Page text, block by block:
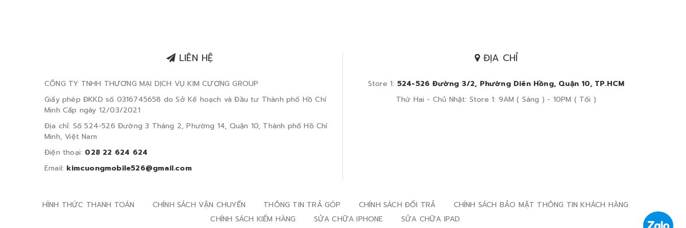
LIÊN HỆ
CÔNG TY TNHH THƯƠNG MẠI DỊCH VỤ KIM CƯƠNG GROUP
Giấy phép ĐKKD số 0316745658 do Sở Kế hoạch và Đầu tư Thành phố Hồ Chí
Minh Cấp ngày 12/03/2021
Địa chỉ: Số 524-526 Đường 3 Tháng 2, Phường 14, Quận 10, Thành phố Hồ Chí
Minh, Việt Nam
Điện thoại: 028 22 624 624
Email: kimcuongmobile526@gmail.com
ĐỊA CHỈ
Store 1: 524-526 Đường 3/2, Phường Diên Hồng, Quận 10, TP.HCM
Thứ Hai - Chủ Nhật: Store 1: 9AM ( Sáng ) - 10PM ( Tối )
HÌNH THỨC THANH TOÁN CHÍNH SÁCH VẬN CHUYỂN THÔNG TIN TRẢ GÓP CHÍNH SÁCH ĐỔI TRẢ
CHÍNH SÁCH BẢO MẬT THÔNG TIN KHÁCH HÀNG
CHÍNH SÁCH KIỂM HÀNG
SỬA CHỮA IPHONE SỬA CHỮA IPAD